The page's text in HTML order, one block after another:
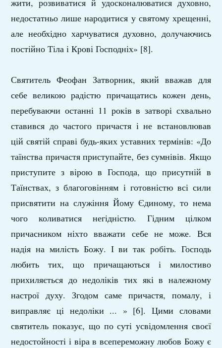
жити, розвиватися й удосконалюватися духовно,
недостатньо лише народитися у святому хрещенні,
але необхідно харчуватися духовно, долучаючись
постійно Тіла і Крові Господніх» [8].
Святитель Феофан Затворник, який вважав для
себе великою радістю причащатись кожен день,
перебуваючи останні 11 років в затворі схвально
ставився до частого причастя і не встановлював
цій святій справі будь-яких уставних термінів: «До
таїнства причастя приступайте, без сумнівів. Якщо
приступите з вірою в Господа, що присутній в
Таїнствах, з благоговінням і готовністю всі сили
присвятити на служіння Йому Єдиному, то нема
чого коливатися негідністю. Гідним цілком
причасником ніхто вважати себе не може. Вся
надія на милість Божу. І ви так робіть. Господь
любить тих, що причащаються і милостиво
прихиляється до недоліків тих які в належному
настрої духу. Згодом саме причастя, помалу, і
виправляє ці недоліки ... » [6]. Цими словами
святитель показує, що по суті усвідомлення своєї
недостойності і віра в всепереможну любов Божу є